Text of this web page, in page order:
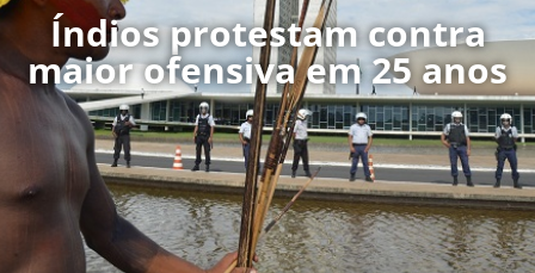
Índios protestam contra
maior ofensiva em 25 anos